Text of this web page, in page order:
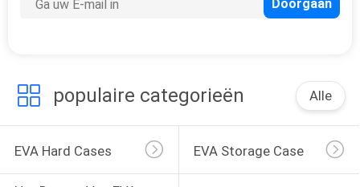
Geldzakjes
populaire categorieën Alle
EVA Hard Cases EVA Storage Case